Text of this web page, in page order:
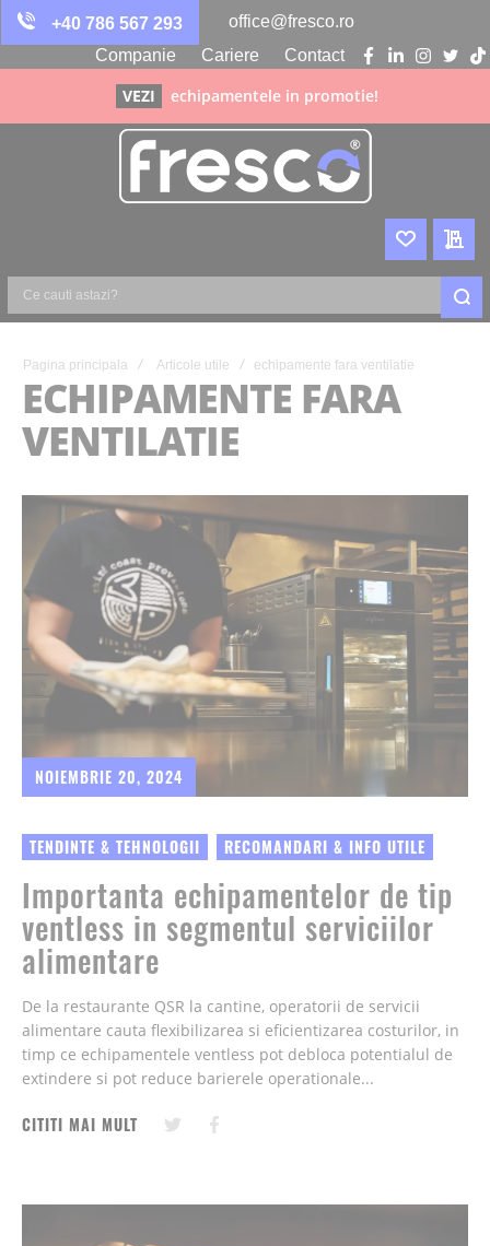
+40 786 567 293
office@fresco.ro
Companie
Cariere Contact
facebook
linkedin
VEZI echipamentele in promotie!
WISHLIST
Ce
astazi?
Pagina principala Articole utile echipamente fara ventilatie
ECHIPAMENTE FARA
VENTILATIE
NOIEMBRIE 20, 2024
TENDINTE & TEHNOLOGII RECOMANDARI & INFO UTILE
Importanta echipamentelor de tip
ventless in segmentul serviciilor
alimentare
De la restaurante QSR la cantine, operatorii de servicii
alimentare cauta flexibilizarea si eficientizarea costurilor, in
timp ce echipamentele ventless pot debloca potentialul de
extindere si pot reduce barierele operationale...
CITITI MAI MULT